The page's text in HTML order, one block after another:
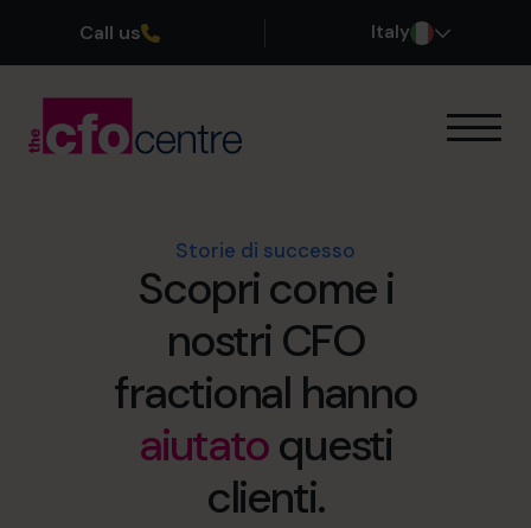
Call us Italy
Storie di successo
Prenota una chiamata conoscitiva
Storie di successo
Scopri come i
nostri CFO
fractional hanno
aiutatoquesti
clienti.